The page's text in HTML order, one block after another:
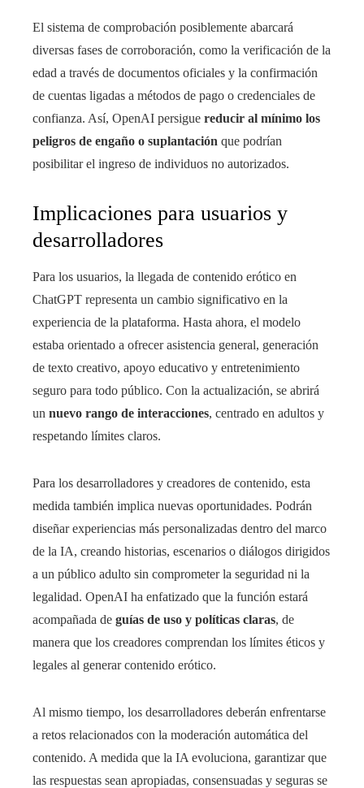
El sistema de comprobación posiblemente abarcará
diversas fases de corroboración, como la verificación de la
edad a través de documentos oficiales y la confirmación
de cuentas ligadas a métodos de pago o credenciales de
confianza. Así, OpenAI persigue reducir al mínimo los
peligros de engaño o suplantación que podrían
posibilitar el ingreso de individuos no autorizados.
Implicaciones para usuarios y
desarrolladores
Para los usuarios, la llegada de contenido erótico en
ChatGPT representa un cambio significativo en la
experiencia de la plataforma. Hasta ahora, el modelo
estaba orientado a ofrecer asistencia general, generación
de texto creativo, apoyo educativo y entretenimiento
seguro para todo público. Con la actualización, se abrirá
un nuevo rango de interacciones, centrado en adultos y
respetando límites claros.
Para los desarrolladores y creadores de contenido, esta
medida también implica nuevas oportunidades. Podrán
diseñar experiencias más personalizadas dentro del marco
de la IA, creando historias, escenarios o diálogos dirigidos
a un público adulto sin comprometer la seguridad ni la
legalidad. OpenAI ha enfatizado que la función estará
acompañada de guías de uso y políticas claras, de
manera que los creadores comprendan los límites éticos y
legales al generar contenido erótico.
Al mismo tiempo, los desarrolladores deberán enfrentarse
a retos relacionados con la moderación automática del
contenido. A medida que la IA evoluciona, garantizar que
las respuestas sean apropiadas, consensuadas y seguras se